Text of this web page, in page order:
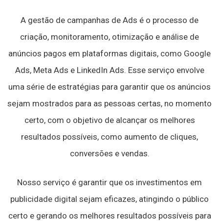
A gestão de campanhas de Ads é o processo de
criação, monitoramento, otimização e análise de
anúncios pagos em plataformas digitais, como Google
Ads, Meta Ads e LinkedIn Ads. Esse serviço envolve
uma série de estratégias para garantir que os anúncios
sejam mostrados para as pessoas certas, no momento
certo, com o objetivo de alcançar os melhores
resultados possíveis, como aumento de cliques,
conversões e vendas.
Nosso serviço é garantir que os investimentos em
publicidade digital sejam eficazes, atingindo o público
certo e gerando os melhores resultados possíveis para